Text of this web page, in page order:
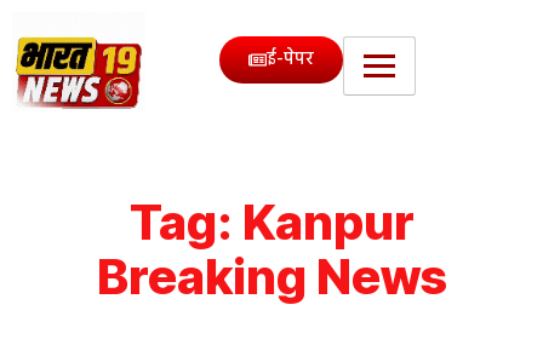
ई-पेपर
Tag: Kanpur
Breaking News